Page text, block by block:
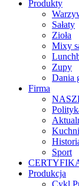
Produkty
Sałaty
Zioła
Mixy
Zupy
Dania
Firma
Sport
Produkcja
Cykl